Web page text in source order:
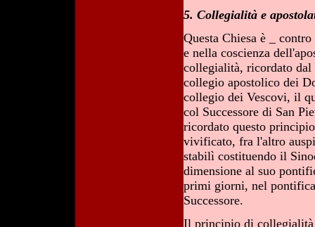
5. Collegialità e
Questa Chiesa è _
e nella coscienza
collegialità, ricordato dal
collegio apostolico dei
collegio dei Vescovi, il
col Successore di San
ricordato questo
vivificato, fra l'altro
stabilì costituendo il
dimensione al suo
primi giorni, nel
Successore.
Il principio di collegialità